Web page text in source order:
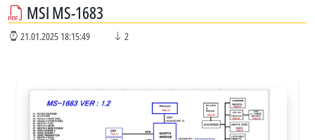
MSI MS-1683
21.01.2025 18:15:49 2